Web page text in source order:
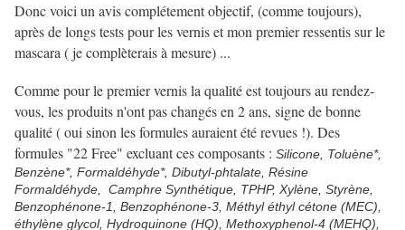
Donc voici un avis complétement objectif, (comme toujours),
après de longs tests pour les vernis et mon premier ressentis sur le
mascara ( je complèterais à mesure) ...
Comme pour le premier vernis la qualité est toujours au rendez-
vous, les produits n'ont pas changés en 2 ans, signe de bonne
qualité ( oui sinon les formules auraient été revues !). Des
formules "22 Free" excluant ces composants : Silicone, Toluène*,
Benzène*, Formaldéhyde*, Dibutyl-phtalate, Résine
Formaldéhyde, Camphre Synthétique, TPHP, Xylène, Styrène,
Benzophénone-1, Benzophénone-3, Méthyl éthyl cétone (MEC),
éthylène glycol, Hydroquinone (HQ), Methoxyphenol-4 (MEHQ),